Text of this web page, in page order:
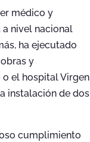
médico y
a nivel nacional
ha ejecutado
y
el hospital Virgen
instalación de dos
cumplimiento